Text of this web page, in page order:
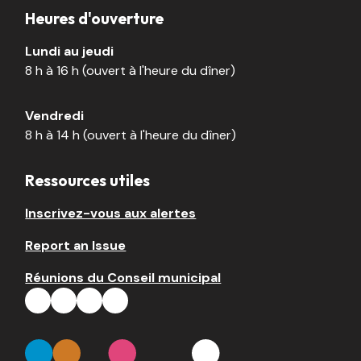
Heures d'ouverture
Lundi au jeudi
8 h à 16 h (ouvert à l'heure du dîner)
Vendredi
8 h à 14 h (ouvert à l'heure du dîner)
Ressources utiles
Inscrivez-vous aux alertes
Report an Issue
Réunions du Conseil municipal